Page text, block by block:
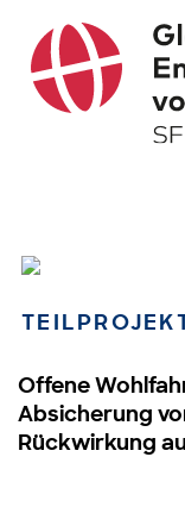
Offene
Absicherung
Rückwirkung